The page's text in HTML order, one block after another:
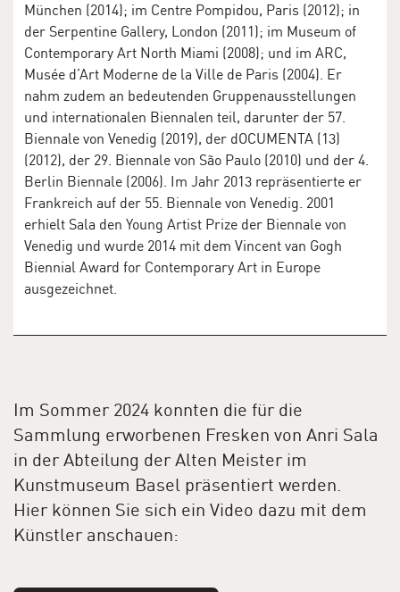
München (2014); im Centre Pompidou, Paris (2012); in
der Serpentine Gallery, London (2011); im Museum of
Contemporary Art North Miami (2008); und im ARC,
Musée d’Art Moderne de la Ville de Paris (2004). Er
nahm zudem an bedeutenden Gruppenausstellungen
und internationalen Biennalen teil, darunter der 57.
Biennale von Venedig (2019), der dOCUMENTA (13)
(2012), der 29. Biennale von São Paulo (2010) und der 4.
Berlin Biennale (2006). Im Jahr 2013 repräsentierte er
Frankreich auf der 55. Biennale von Venedig. 2001
erhielt Sala den Young Artist Prize der Biennale von
Venedig und wurde 2014 mit dem Vincent van Gogh
Biennial Award for Contemporary Art in Europe
ausgezeichnet.
Im Sommer 2024 konnten die für die
Sammlung erworbenen Fresken von Anri Sala
in der Abteilung der Alten Meister im
Kunstmuseum Basel präsentiert werden.
Hier können Sie sich ein Video dazu mit dem
Künstler anschauen: